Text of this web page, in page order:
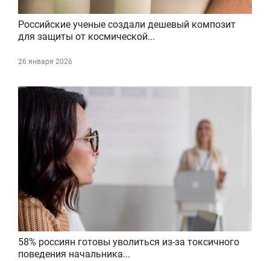
Российские ученые создали дешевый композит
для защиты от космической...
26 января 2026
58% россиян готовы уволиться из-за токсичного
поведения начальника...